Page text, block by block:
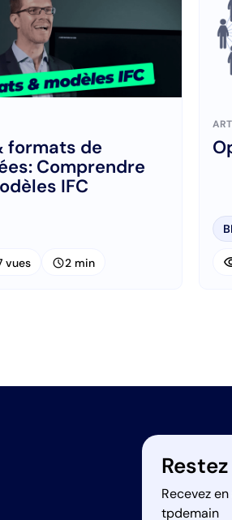
formats de
Comprendre
IFC
vues schedule2 min
Recevez
tpdemain